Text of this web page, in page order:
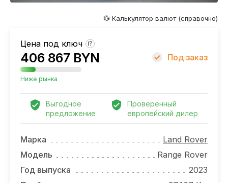
КОНТАКТЫ
💱 Калькулятор валют (справочно)
Цена под ключ ?
406 867 BYN
Ниже рынка
Под заказ
Выгодное
предложение
Проверенный
европейский дилер
Марка
Land Rover
Модель
Range Rover
Год выпуска
2023